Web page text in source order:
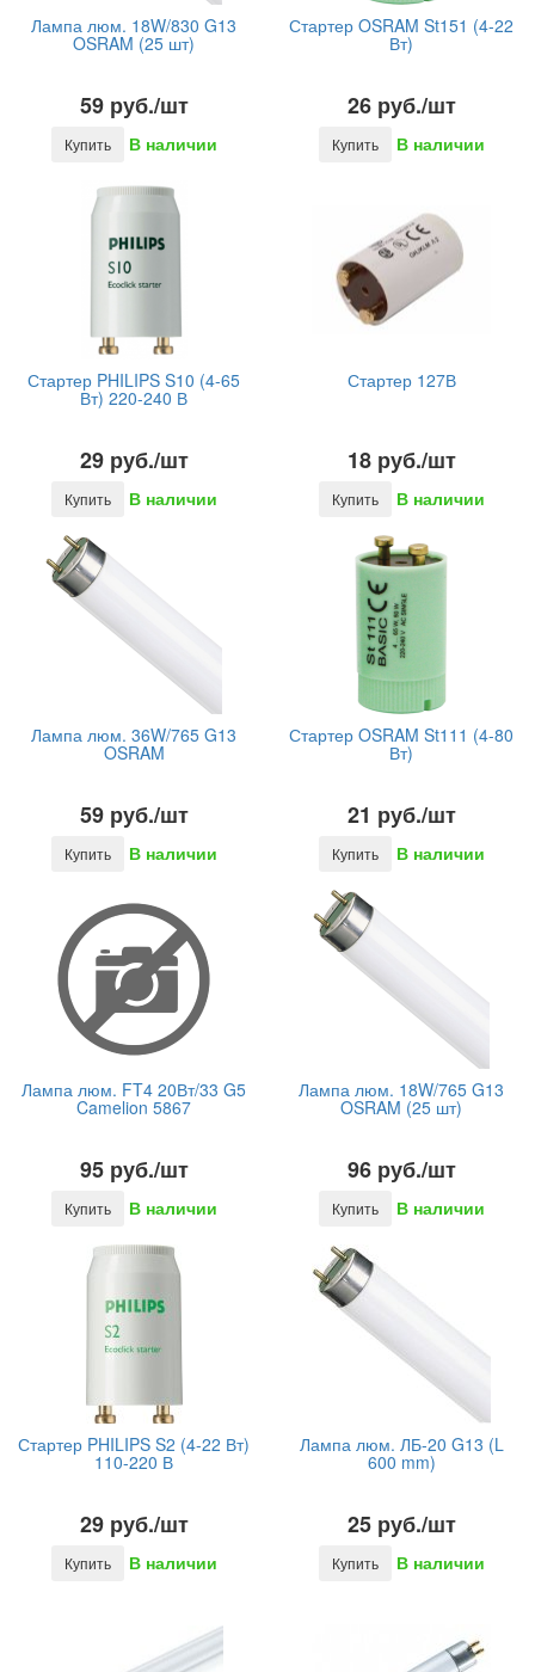
Лампа люм. 18W/830 G13
OSRAM (25 шт)
59 руб./шт
Купить В наличии
Стартер OSRAM St151 (4-22
Вт)
26 руб./шт
Купить В наличии
Стартер PHILIPS S10 (4-65
Вт) 220-240 В
29 руб./шт
Купить В наличии
Стартер 127В
18 руб./шт
Купить В наличии
Лампа люм. 36W/765 G13
OSRAM
59 руб./шт
Купить В наличии
Стартер OSRAM St111 (4-80
Вт)
21 руб./шт
Купить В наличии
Лампа люм. FT4 20Вт/33 G5
Camelion 5867
95 руб./шт
Купить В наличии
Лампа люм. 18W/765 G13
OSRAM (25 шт)
96 руб./шт
Купить В наличии
Стартер PHILIPS S2 (4-22 Вт)
110-220 В
29 руб./шт
Купить В наличии
Лампа люм. ЛБ-20 G13 (L
600 mm)
25 руб./шт
Купить В наличии